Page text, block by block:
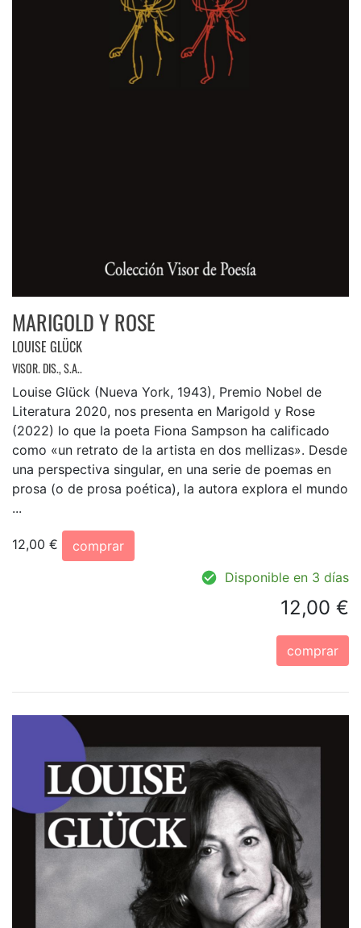
MARIGOLD Y ROSE
LOUISE GLÜCK
VISOR. DIS., S.A..
Louise Glück (Nueva York, 1943), Premio Nobel de
Literatura 2020, nos presenta en Marigold y Rose
(2022) lo que la poeta Fiona Sampson ha calificado
como «un retrato de la artista en dos mellizas». Desde
una perspectiva singular, en una serie de poemas en
prosa (o de prosa poética), la autora explora el mundo
...
12,00 €
comprar
Disponible en 3 días
12,00 €
comprar